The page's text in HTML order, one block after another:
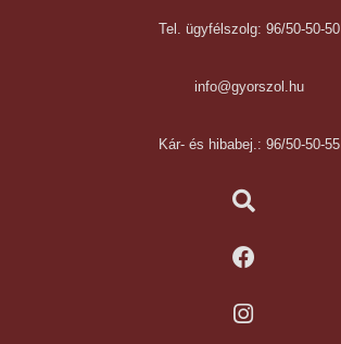
Tel. ügyfélszolg: 96/50-50-50
info@gyorszol.hu
Kár- és hibabej.: 96/50-50-55